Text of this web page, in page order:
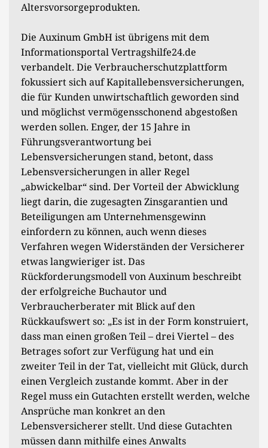
Altersvorsorgeprodukten.
Die Auxinum GmbH ist übrigens mit dem
Informationsportal Vertragshilfe24.de
verbandelt. Die Verbraucherschutzplattform
fokussiert sich auf Kapitallebensversicherungen,
die für Kunden unwirtschaftlich geworden sind
und möglichst vermögensschonend abgestoßen
werden sollen. Enger, der 15 Jahre in
Führungsverantwortung bei
Lebensversicherungen stand, betont, dass
Lebensversicherungen in aller Regel
„abwickelbar“ sind. Der Vorteil der Abwicklung
liegt darin, die zugesagten Zinsgarantien und
Beteiligungen am Unternehmensgewinn
einfordern zu können, auch wenn dieses
Verfahren wegen Widerständen der Versicherer
etwas langwieriger ist. Das
Rückforderungsmodell von Auxinum beschreibt
der erfolgreiche Buchautor und
Verbraucherberater mit Blick auf den
Rückkaufswert so: „Es ist in der Form konstruiert,
dass man einen großen Teil – drei Viertel – des
Betrages sofort zur Verfügung hat und ein
zweiter Teil in der Tat, vielleicht mit Glück, durch
einen Vergleich zustande kommt. Aber in der
Regel muss ein Gutachten erstellt werden, welche
Ansprüche man konkret an den
Lebensversicherer stellt. Und diese Gutachten
müssen dann mithilfe eines Anwalts